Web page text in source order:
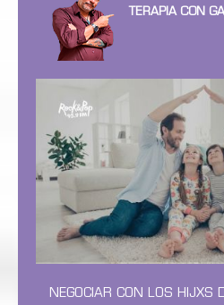
TERAPIA CON
NEGOCIAR CON LOS HIJXS